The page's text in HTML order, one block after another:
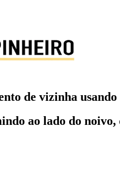
de vizinha
ao lado do